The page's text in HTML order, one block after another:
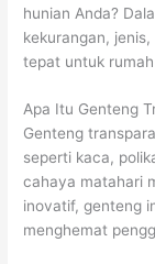
hunian Anda?
kekurangan,
tepat untuk
Apa Itu Genteng
Genteng
seperti kaca,
cahaya matahari
inovatif, genteng
menghemat